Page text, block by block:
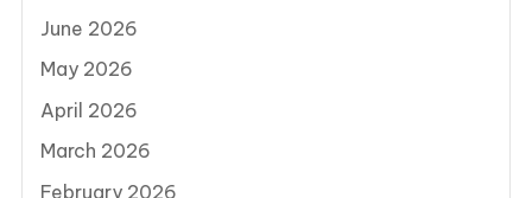
June 2026
May 2026
April 2026
March 2026
February 2026